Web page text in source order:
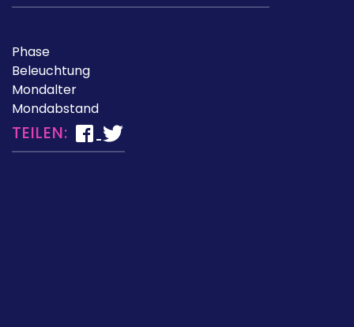
Phase
Beleuchtung
Mondalter
Mondabstand
TEILEN: